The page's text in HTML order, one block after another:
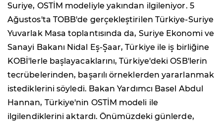
Suriye, OSTİM modeliyle yakından ilgileniyor. 5
Ağustos'ta TOBB'de gerçekleştirilen Türkiye-Suriye
Yuvarlak Masa toplantısında da, Suriye Ekonomi ve
Sanayi Bakanı Nidal Eş-Şaar, Türkiye ile iş birliğine
KOBİ'lerle başlayacaklarını, Türkiye'deki OSB'lerin
tecrübelerinden, başarılı örneklerden yararlanmak
istediklerini söyledi. Bakan Yardımcı Basel Abdul
Hannan, Türkiye'nin OSTİM modeli ile
ilgilendiklerini aktardı. Önümüzdeki günlerde,